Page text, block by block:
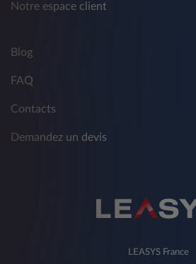
Notre espace client
Blog
FAQ
Contacts
Demandez un devis
LEASYS France